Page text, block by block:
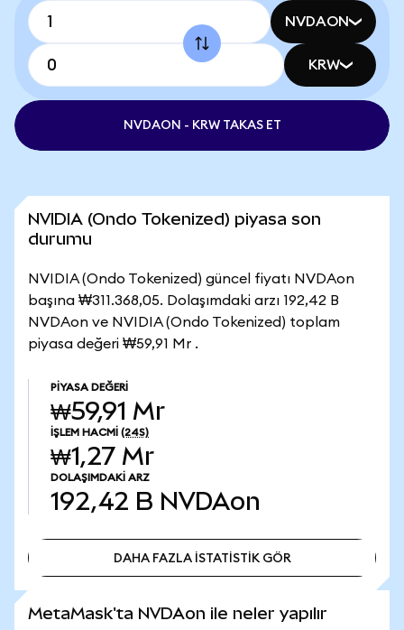
NVDAON
KRW
NVDAON - KRW TAKAS ET
NVIDIA (Ondo Tokenized) piyasa son
durumu
NVIDIA (Ondo Tokenized) güncel fiyatı NVDAon
başına ₩311.368,05. Dolaşımdaki arzı 192,42 B
NVDAon ve NVIDIA (Ondo Tokenized) toplam
piyasa değeri ₩59,91 Mr .
PIYASA DEĞERI
₩59,91 Mr
İŞLEM HACMI (24S)
₩1,27 Mr
DOLAŞIMDAKI ARZ
192,42 B NVDAon
DAHA FAZLA İSTATİSTİK GÖR
MetaMask'ta NVDAon ile neler yapılır